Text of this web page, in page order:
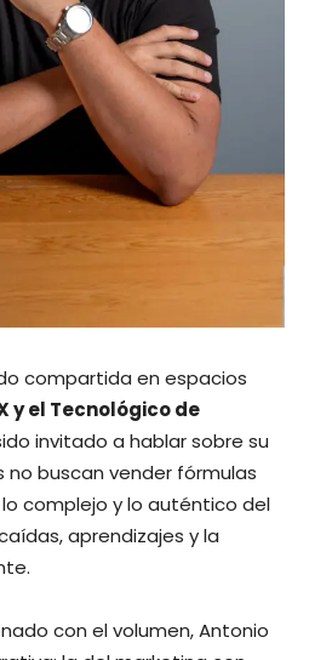
compartida en espacios
y el Tecnológico de
invitado a hablar sobre su
no buscan vender fórmulas
complejo y lo auténtico del
aprendizajes y la
con el volumen, Antonio